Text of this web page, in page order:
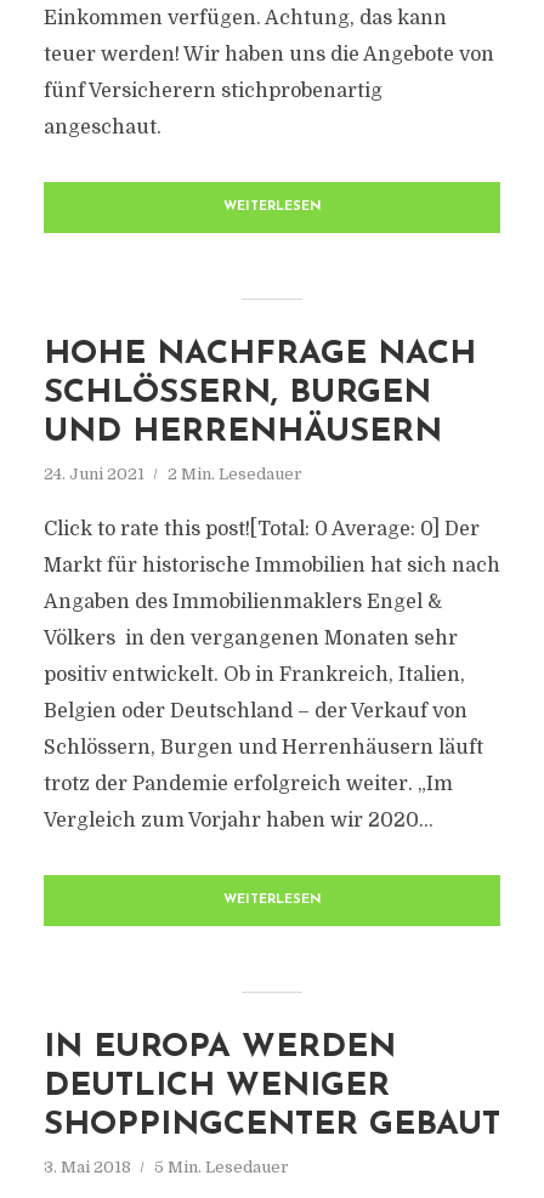
Einkommen verfügen. Achtung, das kann
teuer werden! Wir haben uns die Angebote von
fünf Versicherern stichprobenartig
angeschaut.
WEITERLESEN
HOHE NACHFRAGE NACH
SCHLÖSSERN, BURGEN
UND HERRENHÄUSERN
24. Juni 2021 2 Min. Lesedauer
Click to rate this post![Total: 0 Average: 0] Der
Markt für historische Immobilien hat sich nach
Angaben des Immobilienmaklers Engel &
Völkers in den vergangenen Monaten sehr
positiv entwickelt. Ob in Frankreich, Italien,
Belgien oder Deutschland – der Verkauf von
Schlössern, Burgen und Herrenhäusern läuft
trotz der Pandemie erfolgreich weiter. „Im
Vergleich zum Vorjahr haben wir 2020...
WEITERLESEN
IN EUROPA WERDEN
DEUTLICH WENIGER
SHOPPINGCENTER GEBAUT
3. Mai 2018 5 Min. Lesedauer